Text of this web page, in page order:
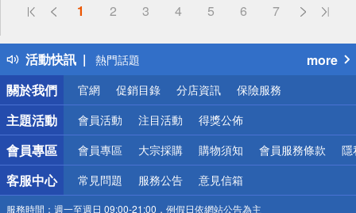
1 2 3 4 5 6 7
活動快訊
偏遠地區配送
得獎公告
熱門話題
銀行優惠
偏遠地區配送
詐騙網頁！請小心！
more
關於我們
官網 促銷目錄 分店資訊 保險服務
主題活動 會員活動 注目活動 得獎公佈
會員專區 會員專區 大宗採購 購物須知 會員服務條款 隱
客服中心 常見問題 服務公告 意見信箱
服務時間： 週一至週日 09:00-21:00，例假日依網站公告為主